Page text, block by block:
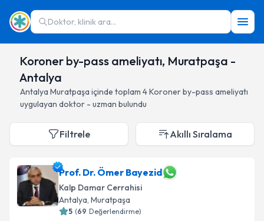
Doktor, klinik ara...
Koroner by-pass ameliyatı, Muratpaşa -
Antalya
Antalya Muratpaşa içinde toplam 4Koroner by-pass ameliyatı
uygulayan doktor - uzman bulundu
Filtrele Akıllı Sıralama
Prof. Dr. Ömer Bayezid
Kalp Damar Cerrahisi
Antalya, Muratpaşa
5 (69 Değerlendirme)